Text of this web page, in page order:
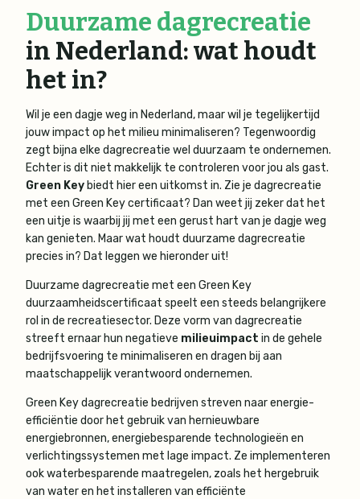
Duurzame dagrecreatie
in Nederland: wat houdt
het in?
Wil je een dagje weg in Nederland, maar wil je tegelijkertijd
jouw impact op het milieu minimaliseren? Tegenwoordig
zegt bijna elke dagrecreatie wel duurzaam te ondernemen.
Echter is dit niet makkelijk te controleren voor jou als gast.
Green Key biedt hier een uitkomst in. Zie je dagrecreatie
met een Green Key certificaat? Dan weet jij zeker dat het
een uitje is waarbij jij met een gerust hart van je dagje weg
kan genieten. Maar wat houdt duurzame dagrecreatie
precies in? Dat leggen we hieronder uit!
Duurzame dagrecreatie met een Green Key
duurzaamheidscertificaat speelt een steeds belangrijkere
rol in de recreatiesector. Deze vorm van dagrecreatie
streeft ernaar hun negatieve milieuimpact in de gehele
bedrijfsvoering te minimaliseren en dragen bij aan
maatschappelijk verantwoord ondernemen.
Green Key dagrecreatie bedrijven streven naar energie-
efficiëntie door het gebruik van hernieuwbare
energiebronnen, energiebesparende technologieën en
verlichtingssystemen met lage impact. Ze implementeren
ook waterbesparende maatregelen, zoals het hergebruik
van water en het installeren van efficiënte